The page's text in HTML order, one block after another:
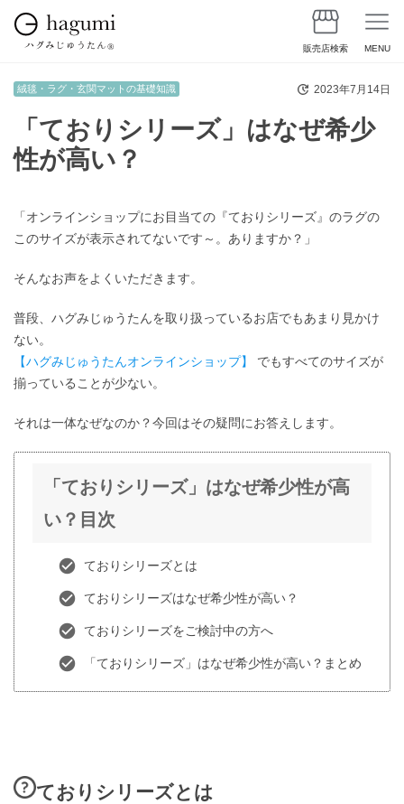
販売店検索 MENU
「ておりシリーズ」はなぜ希少
性が高い？
絨毯・ラグ・玄関マットの基礎知識 2023年7月14日
「オンラインショップにお目当ての『ておりシリーズ』のラグの
このサイズが表示されてないです～。ありますか？」
そんなお声をよくいただきます。
普段、ハグみじゅうたんを取り扱っているお店でもあまり見かけ
ない。
【ハグみじゅうたんオンラインショップ】
でもすべてのサイズが
揃っていることが少ない。
それは一体なぜなのか？今回はその疑問にお答えします。
「ておりシリーズ」はなぜ希少性が高
い？目次
ておりシリーズとは
ておりシリーズはなぜ希少性が高い？
ておりシリーズをご検討中の方へ
「ておりシリーズ」はなぜ希少性が高い？まとめ
ておりシリーズとは